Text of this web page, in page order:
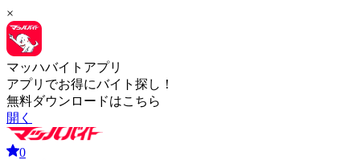
×
マッハバイトアプリ
アプリでお得にバイト探し！
無料ダウンロードはこちら
開く
0